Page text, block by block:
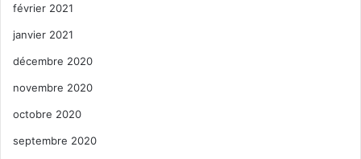
février 2021
janvier 2021
décembre 2020
novembre 2020
octobre 2020
septembre 2020